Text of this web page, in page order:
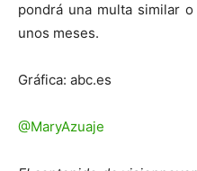
pondrá una multa similar
unos meses.
Gráfica: abc.es
@MaryAzuaje